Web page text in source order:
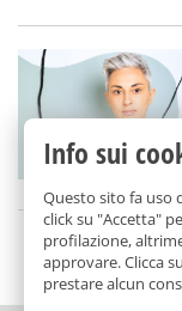
Info sui
Questo sito fa uso
click su "Accetta"
profilazione,
approvare. Clicca
prestare alcun